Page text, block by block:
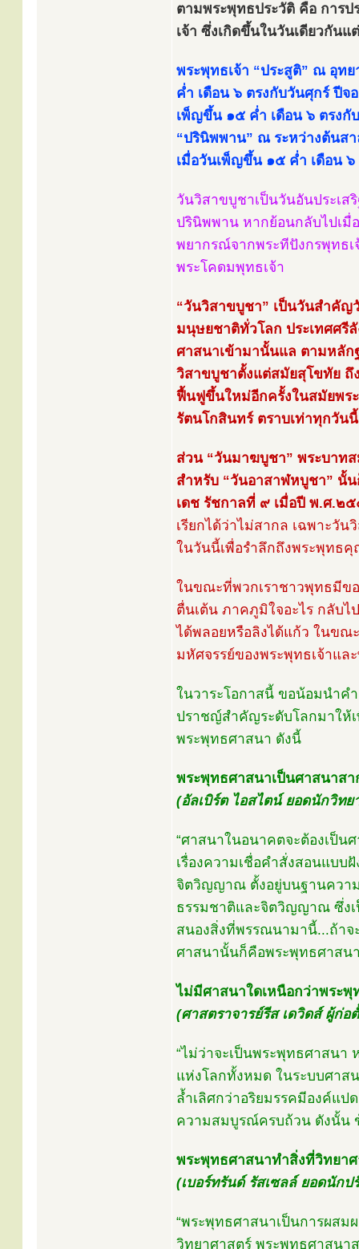
ตามพระพุทธประวัติ คือ การ
เจ้า ซึ่งเกิดขึ้นในวันเดียวกันแ
พระพุทธเจ้า “ประสูติ” ณ อุท
ค่ำ เดือน ๖ ตรงกับวันศุกร์ ปี
เพ็ญขึ้น ๑๕ ค่ำ เดือน ๖ ตรง
“ปรินิพพาน” ณ ระหว่างต้นส
เมื่อวันเพ็ญขึ้น ๑๕ ค่ำ เดือน
วันวิสาขบูชาเป็นวันอันประเส
ปรินิพพาน หากย้อนกลับไปเมื่
พยากรณ์จากพระทีปังกรพุทธเ
พระโคดมพุทธเจ้า
“วันวิสาขบูชา” เป็นวันสำคั
มนุษยชาติทั่วโลก ประเทศศรี
ศาสนาเข้ามานั้นแล ตามหลัก
วิสาขบูชาตั้งแต่สมัยสุโขทัย ถึ
ฟื้นฟูขึ้นใหม่อีกครั้งในสมัยพร
รัตนโกสินทร์ ตราบเท่าทุกวันนี้
ส่วน “วันมาฆบูชา” พระบาท
สำหรับ “วันอาสาฬหบูชา” นั้
เดช รัชกาลที่ ๙ เมื่อปี พ.ศ.๒๕
เรียกได้ว่าไม่สากล เฉพาะวั
ในวันนี้เพื่อรำลึกถึงพระพุทธ
ในขณะที่พวกเราชาวพุทธมีข
ตื่นเต้น ภาคภูมิใจอะไร กลับ
ได้พลอยหรือลิงได้แก้ว ในขณ
มหัศจรรย์ของพระพุทธเจ้าแ
ในวาระโอกาสนี้ ขอน้อมนำค
ปราชญ์สำคัญระดับโลกมาให้
พระพุทธศาสนา ดังนี้
พระพุทธศาสนาเป็นศาสนาสา
(อัลเบิร์ต ไอสไตน์ ยอดนักวิท
“ศาสนาในอนาคตจะต้องเป็น
เรื่องความเชื่อคำสั่งสอนแบบ
จิตวิญญาณ ตั้งอยู่บนฐานความ
ธรรมชาติและจิตวิญญาณ ซึ่ง
สนองสิ่งที่พรรณนามานี้...ถ้าจ
ศาสนานั้นก็คือพระพุทธศาสน
ไม่มีศาสนาใดเหนือกว่าพระพุ
(ศาสตราจารย์รีส เดวิดส์ ผู้ก่
“ไม่ว่าจะเป็นพระพุทธศาสนา
แห่งโลกทั้งหมด ในระบบศาส
ล้ำเลิศกว่าอริยมรรคมีองค์แป
ความสมบูรณ์ครบถ้วน ดังนั้น
พระพุทธศาสนาทำสิ่งที่วิทยา
(เบอร์ทรันด์ รัสเซลล์ ยอดนัก
“พระพุทธศาสนาเป็นการผส
วิทยาศาสตร์ พระพุทธศาสนา